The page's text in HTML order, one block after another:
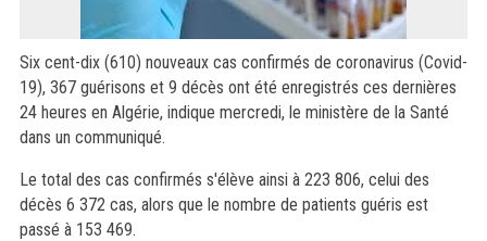
Six cent-dix (610) nouveaux cas confirmés de coronavirus (Covid-
19), 367 guérisons et 9 décès ont été enregistrés ces dernières
24 heures en Algérie, indique mercredi, le ministère de la Santé
dans un communiqué.
Le total des cas confirmés s'élève ainsi à 223 806, celui des
décès 6 372 cas, alors que le nombre de patients guéris est
passé à 153 469.